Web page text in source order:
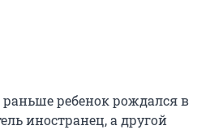
раньше ребенок рождался в
иностранец, а другой